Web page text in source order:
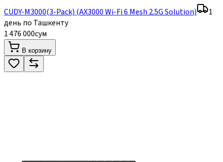
CUDY-M3000(3-Pack) (AX3000 Wi-Fi 6 Mesh 2.5G Solution)
1
день по Ташкенту
1 476 000сум
В корзину